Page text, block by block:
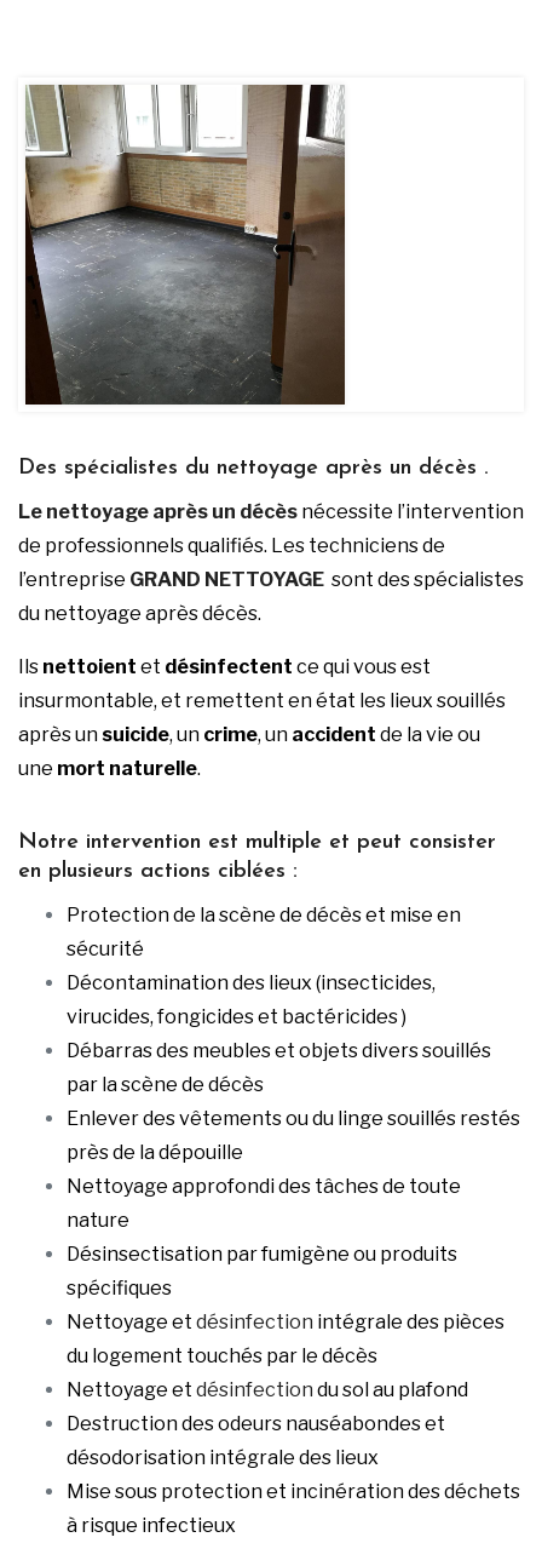
Des spécialistes du nettoyage après un décès .
Le nettoyage après un décès nécessite l’intervention
de professionnels qualifiés. Les techniciens de
l’entreprise GRAND NETTOYAGE sont des spécialistes
du nettoyage après décès.
Ils nettoient et désinfectent ce qui vous est
insurmontable, et remettent en état les lieux souillés
après un suicide, un crime, un accident de la vie ou
une mort naturelle.
Notre intervention est multiple et peut consister
en plusieurs actions ciblées :
Protection de la scène de décès et mise en
sécurité
Décontamination des lieux (insecticides,
virucides, fongicides et bactéricides )
Débarras des meubles et objets divers souillés
par la scène de décès
Enlever des vêtements ou du linge souillés restés
près de la dépouille
Nettoyage approfondi des tâches de toute
nature
Désinsectisation par fumigène ou produits
spécifiques
Nettoyage et désinfection intégrale des pièces
du logement touchés par le décès
Nettoyage et désinfection du sol au plafond
Destruction des odeurs nauséabondes et
désodorisation intégrale des lieux
Mise sous protection et incinération des déchets
à risque infectieux